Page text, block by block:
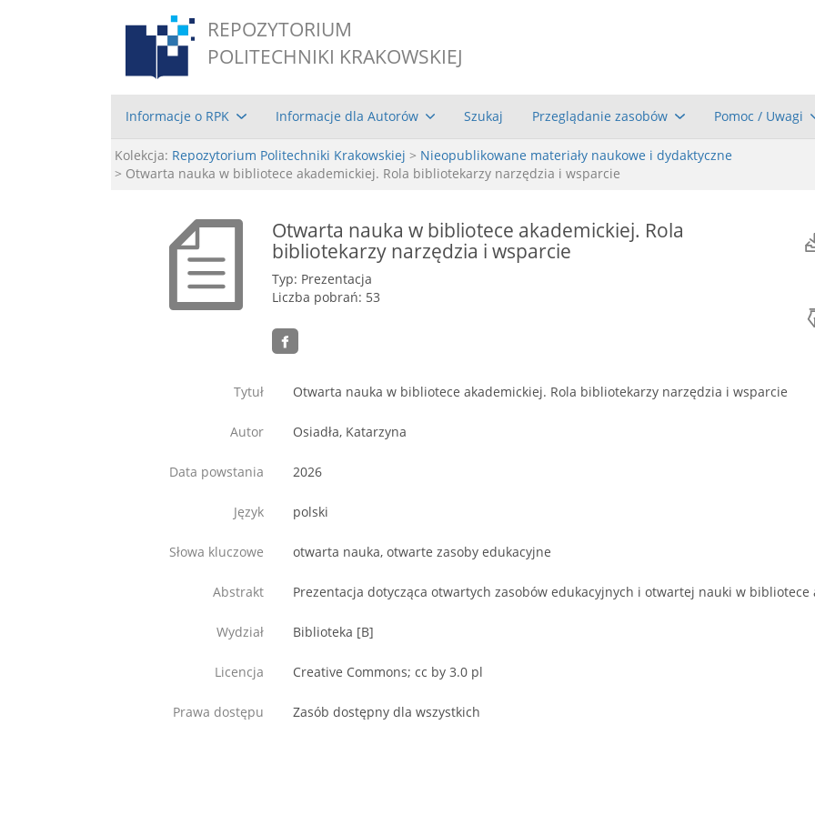
REPOZYTORIUM
POLITECHNIKI KRAKOWSKIEJ
Informacje o RPK Informacje dla Autorów Szukaj Przeglądanie zasobów Pomoc / Uwagi
Kolekcja: Repozytorium Politechniki Krakowskiej > Nieopublikowane materiały naukowe i dydaktyczne
> Otwarta nauka w bibliotece akademickiej. Rola bibliotekarzy narzędzia i wsparcie
Otwarta nauka w bibliotece akademickiej. Rola
bibliotekarzy narzędzia i wsparcie
Typ: Prezentacja
Liczba pobrań: 53
Tytuł Otwarta nauka w bibliotece akademickiej. Rola bibliotekarzy narzędzia i wsparcie
Autor Osiadła, Katarzyna
Data powstania 2026
Język polski
Słowa kluczowe otwarta nauka, otwarte zasoby edukacyjne
Abstrakt Prezentacja dotycząca otwartych zasobów edukacyjnych i otwartej nauki w bibliotece
Wydział Biblioteka [B]
Licencja Creative Commons; cc by 3.0 pl
Prawa dostępu Zasób dostępny dla wszystkich